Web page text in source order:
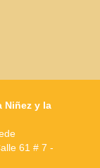
Niñez y la
61 # 7 -